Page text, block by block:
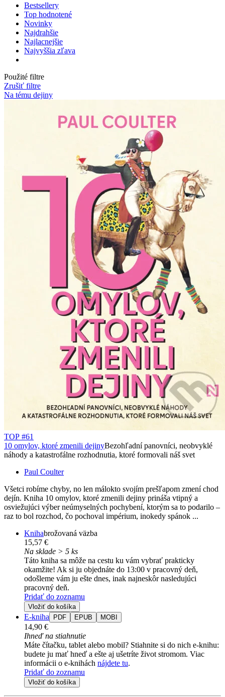
Bestsellery
Top hodnotené
Novinky
Najdrahšie
Najlacnejšie
Najvyššia zľava
Použité filtre
Zrušiť filtre
Na tému dejiny
TOP #61
10 omylov, ktoré zmenili dejinyBezohľadní panovníci, neobvyklé
náhody a katastrofálne rozhodnutia, ktoré formovali náš svet
Paul Coulter
Všetci robíme chyby, no len málokto svojím prešľapom zmení chod
dejín. Kniha 10 omylov, ktoré zmenili dejiny prináša vtipný a
osviežujúci výber neúmyselných pochybení, ktorým sa to podarilo –
raz to bol rozchod, čo pochoval impérium, inokedy spánok ...
Knihabrožovaná väzba
15,57 €
Na sklade > 5 ks
Táto kniha sa môže na cestu ku vám vybrať prakticky
okamžite! Ak si ju objednáte do 13:00 v pracovný deň,
odošleme vám ju ešte dnes, inak najneskôr nasledujúci
pracovný deň.
Pridať do zoznamu
Vložiť do košíka
E-kniha PDF EPUB MOBI
14,90 €
Ihneď na stiahnutie
Máte čítačku, tablet alebo mobil? Stiahnite si do nich e-knihu:
budete ju mať hneď a ešte aj ušetríte život stromom. Viac
informácii o e-knihách nájdete tu.
Pridať do zoznamu
Vložiť do košíka